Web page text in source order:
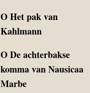
OHet pak van
Kahlmann
ODe achterbakse
komma van Nausicaa
Marbe